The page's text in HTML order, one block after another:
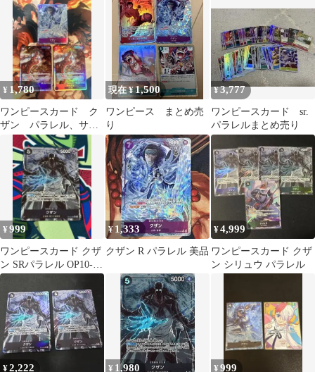
¥ 1,780
ワンピースカード ク
ザン パラレル、サカ
ヅキ sr 2枚
現在 ¥1,500
ワンピース まとめ売
り
¥3,777
ワンピースカード sr.
パラレルまとめ売り
¥999
ワンピースカード クザ
ン SRパラレル OP10-
082
¥ 1,333
クザン R パラレル 美品
¥4,999
ワンピースカード クザ
ン シリュウ パラレル
¥2,222 ¥ 1,980 ¥999